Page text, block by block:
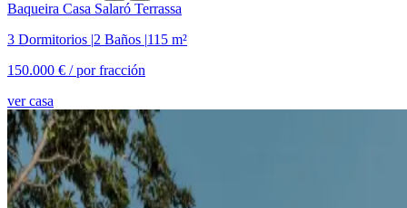
Baqueira Casa Salaró Terrassa
3 Dormitorios |2 Baños |115 m²
150.000 € /por fracción
ver casa